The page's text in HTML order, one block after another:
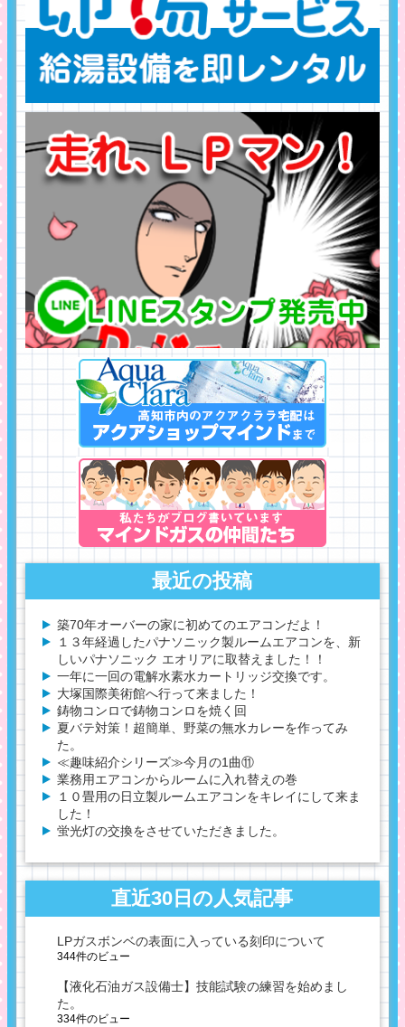
最近の投稿
築70年オーバーの家に初めてのエアコンだよ！
１３年経過したパナソニック製ルームエアコンを、新
しいパナソニック エオリアに取替えました！！
一年に一回の電解水素水カートリッジ交換です。
大塚国際美術館へ行って来ました！
鋳物コンロで鋳物コンロを焼く回
夏バテ対策！超簡単、野菜の無水カレーを作ってみ
た。
≪趣味紹介シリーズ≫今月の1曲⑪
業務用エアコンからルームに入れ替えの巻
１０畳用の日立製ルームエアコンをキレイにして来ま
した！
蛍光灯の交換をさせていただきました。
直近30日の人気記事
LPガスボンベの表面に入っている刻印について
344件のビュー
【液化石油ガス設備士】技能試験の練習を始めまし
た。
334件のビュー